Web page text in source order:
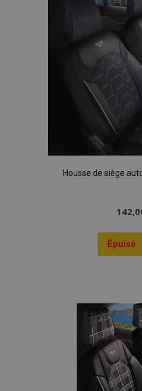
Housse de siège
Épuisé